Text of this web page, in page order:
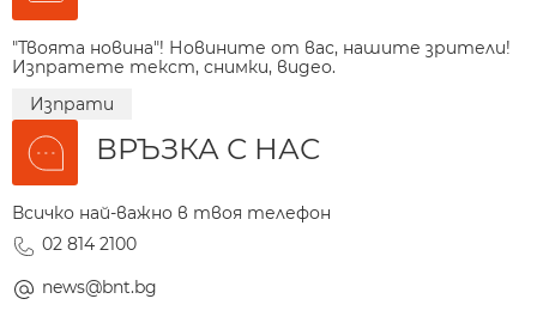
"Твоята новина"! Новините от вас, нашите зрители!
Изпратете текст, снимки, видео.
Изпрати
ВРЪЗКА С НАС
Всичко най-важно в твоя телефон
02 814 2100
news@bnt.bg